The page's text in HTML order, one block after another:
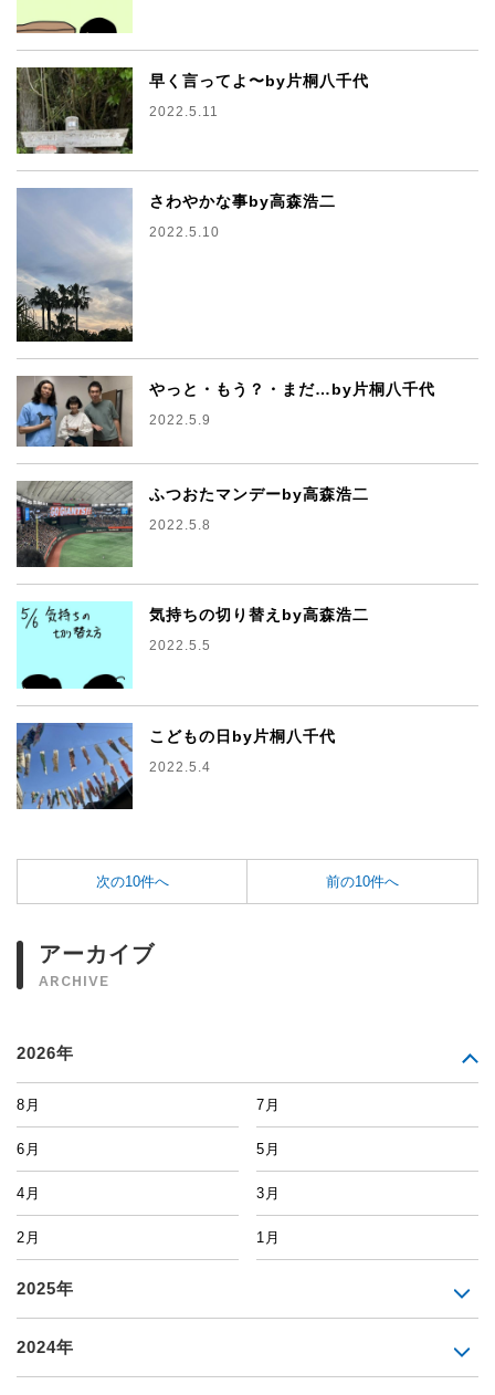
早く言ってよ〜by片桐八千代
2022.5.11
さわやかな事by高森浩二
2022.5.10
やっと・もう？・まだ…by片桐八千代
2022.5.9
ふつおたマンデーby高森浩二
2022.5.8
気持ちの切り替えby高森浩二
2022.5.5
こどもの日by片桐八千代
2022.5.4
次の10件へ 前の10件へ
アーカイブ
ARCHIVE
2026年
8月 7月
6月 5月
4月 3月
2月 1月
2025年
2024年